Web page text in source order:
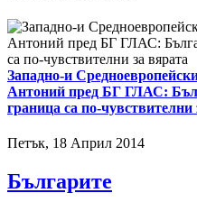
Западно-и
Антоний пред БГ ГЛАС:
граница са по-чувствителни
Петък, 18 Април 2014
Българите